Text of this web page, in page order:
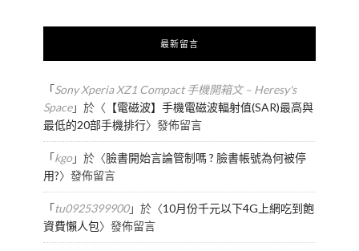
最新留言
「Sony Xperia XZ1 Compact 手機開箱文 – Heresy's
Space」於〈 【電磁波】手機電磁波輻射值(SAR)最高與
最低的20部手機排行〉發佈留言
「kgo」於〈臉書開始言論管制嗎 ? 臉書帳號為何被停
用?〉發佈留言
「tu0925399900」於〈10月份千元以下4G上網吃到飽
資費懶人包〉發佈留言